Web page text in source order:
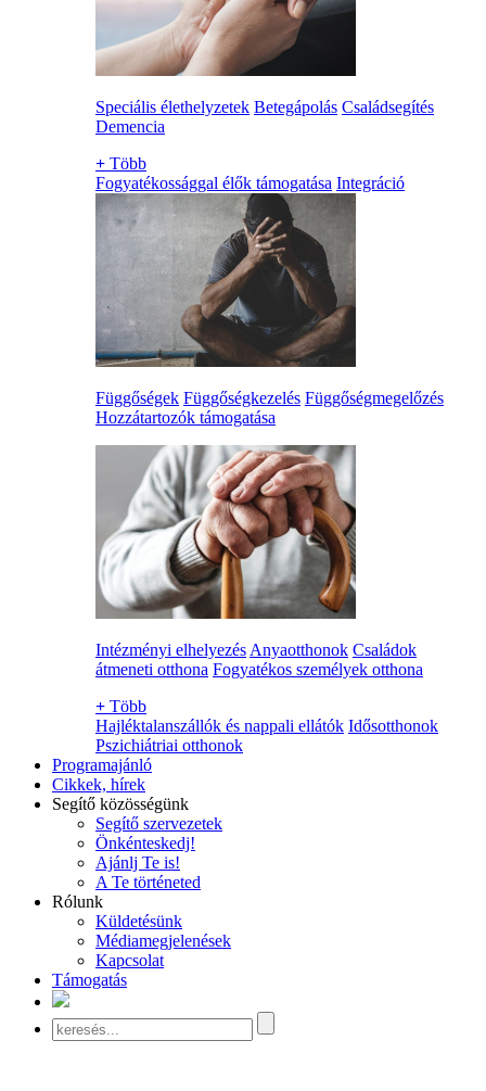
Speciális élethelyzetek Betegápolás Családsegítés
Demencia
+ Több
Fogyatékossággal élők támogatása Integráció
Függőségek Függőségkezelés Függőségmegelőzés
Hozzátartozók támogatása
Intézményi elhelyezés Anyaotthonok Családok
átmeneti otthona Fogyatékos személyek otthona
+ Több
Hajléktalanszállók és nappali ellátók Idősotthonok
Pszichiátriai otthonok
Programajánló
Cikkek, hírek
Segítő közösségünk
Segítő szervezetek
Önkénteskedj!
Ajánlj Te is!
A Te történeted
Rólunk
Küldetésünk
Médiamegjelenések
Kapcsolat
Támogatás